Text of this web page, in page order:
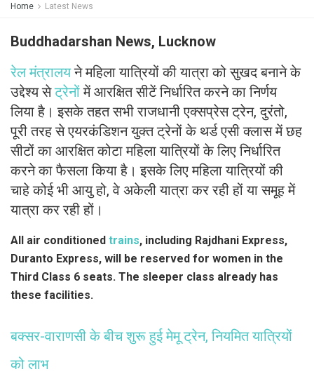
Home Latest News
Buddhadarshan News, Lucknow
रेल मंत्रालयने महिला यात्रियों की यात्रा को सुखद बनाने के
उद्देश्य सेट्रेनोंमें आरक्षित सीटें निर्धारित करने का निर्णय
लिया है। इसके तहत सभी राजधानी एक्सप्रेस ट्रेन, दुरंतो,
पूरी तरह से एयरकंडिशन युक्त ट्रेनों के थर्ड एसी क्लास में छह
सीटों का आरक्षित कोटा महिला यात्रियों के लिए निर्धारित
करने का फैसला किया है। इसके लिए महिला यात्रियों की
चाहे कोई भी आयु हो, वे अकेली यात्रा कर रही हों या समूह में
यात्रा कर रही हों।
All air conditioned trains, including Rajdhani Express,
Duranto Express, will be reserved for women in the
Third Class 6 seats. The sleeper class already has
these facilities.
बक्सर-वाराणसी के बीच शुरू हुई मेमू ट्रेन, नियमित यात्रियों
को लाभ